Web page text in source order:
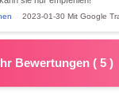
2023-01-30 Mit Google
Bewertungen ( 5 )